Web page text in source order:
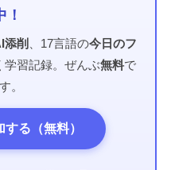
！
添削 、17言語の今日のフ
学習記録。ぜんぶ無料で
。
る（無料）